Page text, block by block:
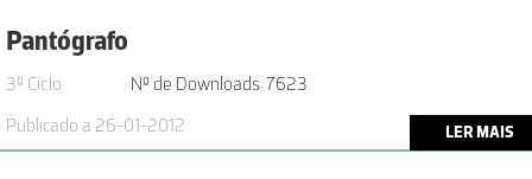
Pantógrafo
3º Ciclo
Nº de Downloads: 7623
Publicado a 26-01-2012
LER MAIS